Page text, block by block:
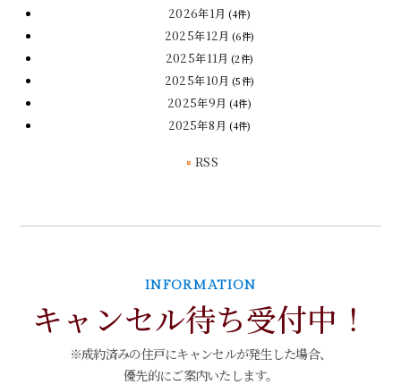
2026年1月 (4件)
2025年12月 (6件)
2025年11月 (2件)
2025年10月 (5件)
2025年9月 (4件)
2025年8月 (4件)
RSS
INFORMATION
キャンセル待ち受付中！
※成約済みの住戸にキャンセルが発生した場合、
優先的にご案内いたします。